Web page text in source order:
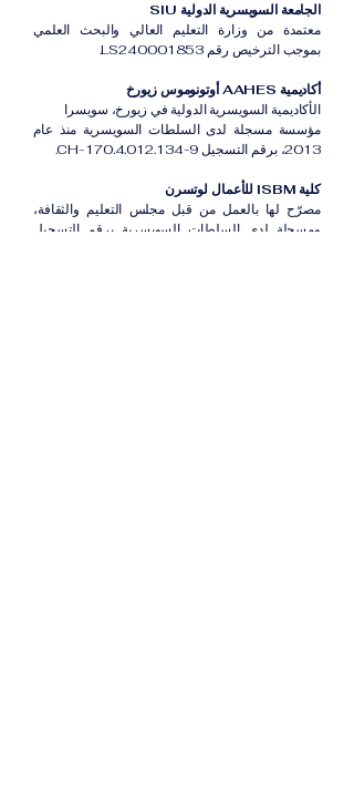
الجامعة السويسرية الدولية SIU
معتمدة من وزارة التعليم العالي والبحث العلمي
بموجب الترخيص رقم LS240001853.
أكاديمية AAHES أوتونوموس زيورخ
الأكاديمية السويسرية الدولية في زيورخ، سويسرا
مؤسسة مسجلة لدى السلطات السويسرية منذ عام
2013، برقم التسجيل CH-170.4.012.134-9.
كلية ISBM للأعمال لوتسرن
مصرّح لها بالعمل من قبل مجلس التعليم والثقافة،
ومسجلة لدى السلطات السويسرية برقم التسجيل